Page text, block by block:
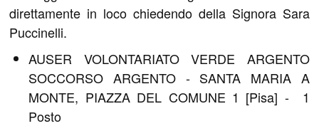
direttamente in loco chiedendo della Signora Sara
Puccinelli.
AUSER VOLONTARIATO VERDE ARGENTO
SOCCORSO ARGENTO - SANTA MARIA A
MONTE, PIAZZA DEL COMUNE 1 [Pisa] - 1
Posto